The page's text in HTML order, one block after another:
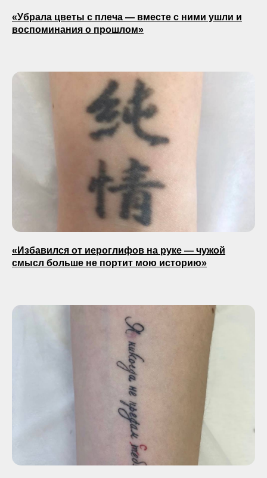
«Убрала цветы с плеча — вместе с ними ушли и
воспоминания о прошлом»
«Избавился от иероглифов на руке — чужой
смысл больше не портит мою историю»